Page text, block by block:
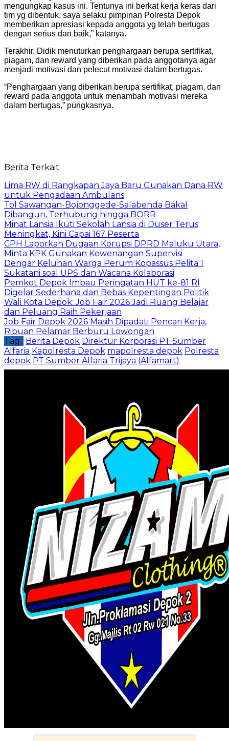
mengungkap kasus ini. Tentunya ini berkat kerja keras dari
tim yg dibentuk, saya selaku pimpinan Polresta Depok
memberikan apresiasi kepada anggota yg telah bertugas
dengan serius dan baik,” katanya.
Terakhir, Didik menuturkan penghargaan berupa sertifikat,
piagam, dan reward yang diberikan pada anggotanya agar
menjadi motivasi dan pelecut motivasi dalam bertugas.
“Penghargaan yang diberikan berupa sertifikat, piagam, dan
reward pada anggota untuk menambah motivasi mereka
dalam bertugas,” pungkasnya.
Berita Terkait
Lima RW di Rangkapan Jaya Baru Gunakan Dana RW
untuk Pengadaan Ambulans
Tol Sawangan-Bojonggede-Salabenda Bakal
Dibangun, Terhubung hingga BORR
Minat Lansia Ikuti Sekolah Lansia di Duser Terus
Meningkat, Kini Capai 167 Peserta
CPH Laporkan Dugaan Korupsi DPRD Maluku Utara,
Minta KPK Gunakan Kewenangan Supervisi
Dengar Keluhan Warga Perum Kopassus Pelita 1
Sukatani soal UPS dan Wacana Kolaborasi
Pemkot Depok Imbau Peringatan HUT ke-81 RI
Digelar Sederhana dan Bebas Kepentingan Politik
Wali Kota Depok: Job Fair 2026 Jadi Ruang Belajar
dan Peluang Raih Pekerjaan
Job Fair Depok 2026 Masih Dipadati Pencari Kerja,
Ribuan Pelamar Berburu Lowongan
Tag : Berita Depok Direktur Korporasi PT Sumber
Alfaria Kapolresta Depok mapolresta depok Polresta
depok PT Sumber Alfaria Trijaya (Alfamart)